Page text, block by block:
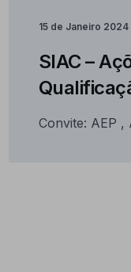
15 de Janeiro 2024
SIAC –
Convite: AEP ,